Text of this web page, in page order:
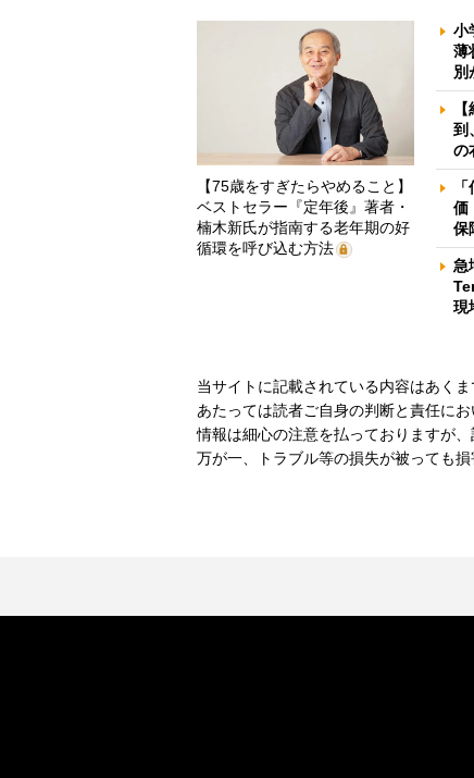
【75歳をすぎたらやめること】
ベストセラー『定年後』著者・
楠木新氏が指南する老年期の好
循環を呼び込む方法
小
薄
別
到
の
価
保
急
現
当サイトに記載されている内容はあく
あたっては読者ご自身の判断と責任に
情報は細心の注意を払っておりますが
万が一、トラブル等の損失が被っても